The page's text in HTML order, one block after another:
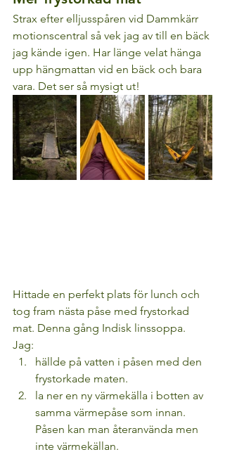
Strax efter elljusspåren vid Dammkärr
motionscentral så vek jag av till en bäck
jag kände igen. Har länge velat hänga
upp hängmattan vid en bäck och bara
vara. Det ser så mysigt ut!
Hittade en perfekt plats för lunch och
tog fram nästa påse med frystorkad
mat. Denna gång Indisk linssoppa.
Jag:
hällde på vatten i påsen med den
frystorkade maten.
la ner en ny värmekälla i botten av
samma värmepåse som innan.
Påsen kan man återanvända men
inte värmekällan.